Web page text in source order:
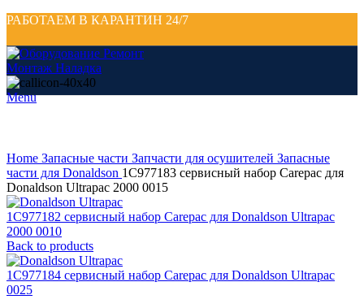
РАБОТАЕМ В КАРАНТИН 24/7
Menu
Home Запасные части Запчасти для осушителей Запасные
части для Donaldson 1C977183 сервисный набор Carepac для
Donaldson Ultrapac 2000 0015
1C977182 сервисный набор Carepac для Donaldson Ultrapac
2000 0010
Back to products
1C977184 сервисный набор Carepac для Donaldson Ultrapac
0025